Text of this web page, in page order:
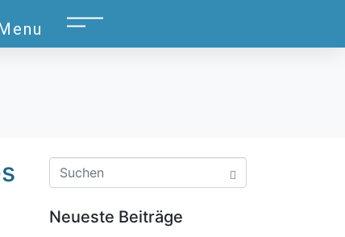
Neueste Beiträge